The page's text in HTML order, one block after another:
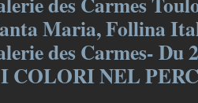
Maria, Follina
des Carmes- Du
COLORI NEL